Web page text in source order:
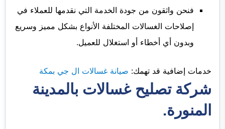
فنحن واثقون من جودة الخدمة التي نقدمها للعملاء في
إصلاحات الغسالات المختلفة الأنواع بشكل مميز وسريع
وبدون أي أخطاء أو استغلال للعميل.
خدمات إضافية قد تهمك: صيانة غسالات ال جي بمكة
شركة تصليح غسالات بالمدينة
المنورة.